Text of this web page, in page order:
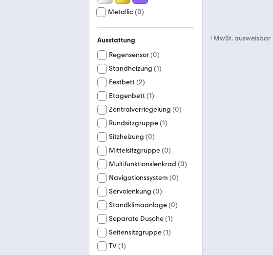
Metallic(0)
Ausstattung
Regensensor(0)
Standheizung (1)
Festbett (2)
Etagenbett (1)
Zentralverriegelung (0)
Rundsitzgruppe(1)
Sitzheizung (0)
Mittelsitzgruppe(0)
Multifunktionslenkrad (0)
Navigationssystem (0)
Servolenkung (0)
Standklimaanlage(0)
Separate Dusche(1)
Seitensitzgruppe(1)
TV(1)
¹MwSt. ausweisbar